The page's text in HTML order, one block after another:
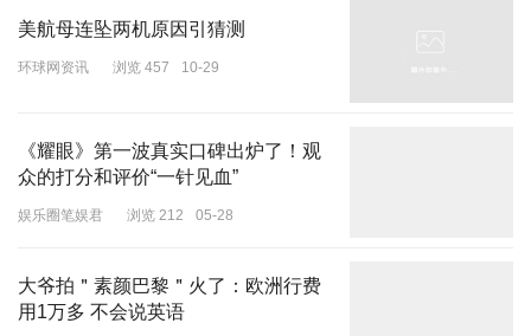
我看到，一些西方媒体就分析，巴基斯坦对阿富汗的空袭，恰逢塔利
班外长对印度的“罕见访问”，“印度是巴基斯坦的长期对手，这次旅
比如，在阿富汗口中，印控克什米尔属于印度。巴基斯坦就愤怒质问
美航母连坠两机原因引猜测
环球网资讯 浏览 457 10-29
《耀眼》第一波真实口碑出炉了！观
众的打分和评价“一针见血”
娱乐圈笔娱君 浏览 212 05-28
大爷拍＂素颜巴黎＂火了：欧洲行费
用1万多 不会说英语